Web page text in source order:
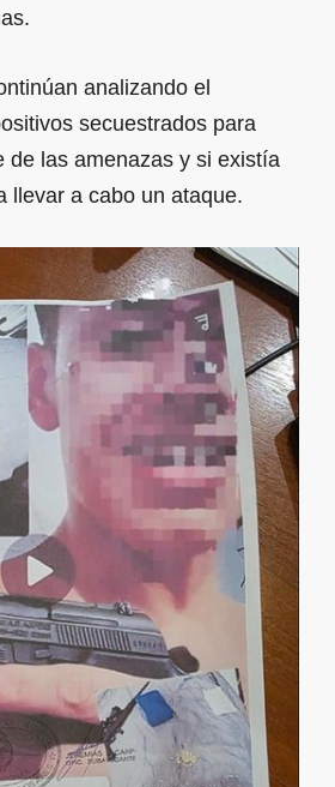
analizando el
secuestrados para
de las amenazas y si existía
llevar a cabo un ataque.